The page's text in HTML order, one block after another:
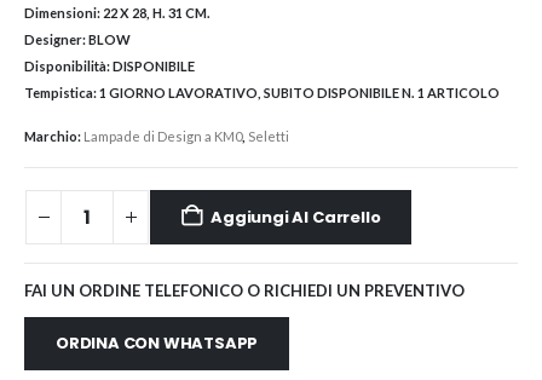
Dimensioni: 22 X 28, H. 31 CM.
Designer:BLOW
Disponibilità:DISPONIBILE
Tempistica:1 GIORNO LAVORATIVO, SUBITO DISPONIBILE N. 1 ARTICOLO
Marchio: Lampade di Design a KM0, Seletti
Aggiungi Al Carrello
FAI UN ORDINE TELEFONICO O RICHIEDI UN PREVENTIVO
ORDINA CON WHATSAPP